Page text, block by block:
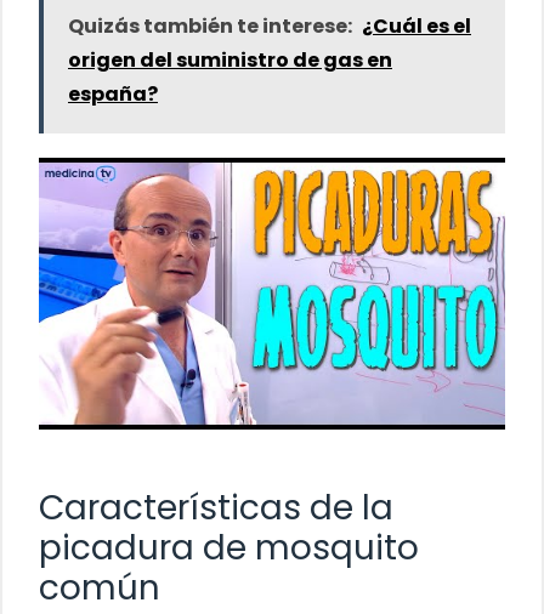
Quizás también te interese: ¿Cuál es el
origen del suministro de gas en
españa?
Características de la
picadura de mosquito
común